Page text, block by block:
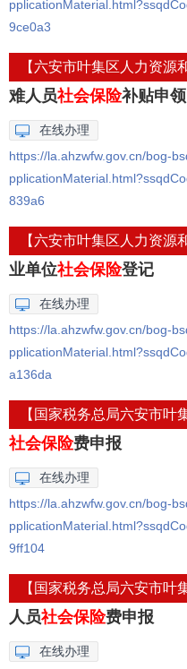
9ce0a3
【六安市叶集区人力资源
难人员社会保险补贴申领
在线办理
https://la.ahzwfw.gov.cn/bog-
839a6
【六安市叶集区人力资源
业单位社会保险登记
在线办理
https://la.ahzwfw.gov.cn/bog-
a136da
【国家税务总局六安市叶
社会保险费申报
在线办理
https://la.ahzwfw.gov.cn/bog-
9ff104
【国家税务总局六安市叶
人员社会保险费申报
在线办理